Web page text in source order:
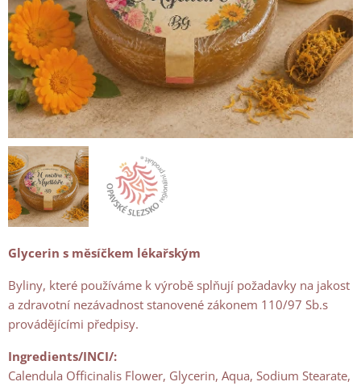
Glycerin s měsíčkem lékařským
Byliny, které používáme k výrobě splňují požadavky na jakost
a zdravotní nezávadnost stanovené zákonem 110/97 Sb.s
provádějícími předpisy.
Ingredients/INCI/:
Calendula Officinalis Flower, Glycerin, Aqua, Sodium Stearate,